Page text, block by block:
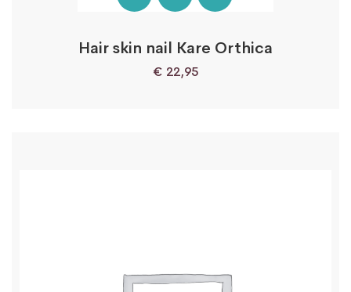
Hair skin nail Kare Orthica
€ 22,95